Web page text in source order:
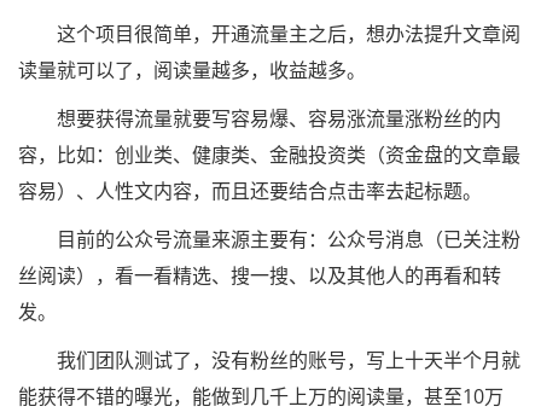
这个项目很简单，开通流量主之后，想办法提升文章阅
读量就可以了，阅读量越多，收益越多。
想要获得流量就要写容易爆、容易涨流量涨粉丝的内
容，比如：创业类、健康类、金融投资类（资金盘的文章最
容易）、人性文内容，而且还要结合点击率去起标题。
目前的公众号流量来源主要有：公众号消息（已关注粉
丝阅读），看一看精选、搜一搜、以及其他人的再看和转
发。
我们团队测试了，没有粉丝的账号，写上十天半个月就
能获得不错的曝光，能做到几千上万的阅读量，甚至10万